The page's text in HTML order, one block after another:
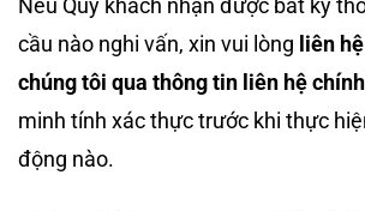
Nếu Quý khách nhận được bất kỳ
cầu nào nghi vấn, xin vui lòng liên
chúng tôi qua thông tin liên hệ
minh tính xác thực trước khi thực
động nào.